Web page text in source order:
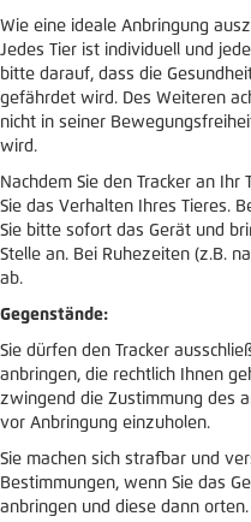
Wie eine ideale Anbringung
Jedes Tier ist individuell und
bitte darauf, dass die
gefährdet wird. Des Weiteren
nicht in seiner
wird.
Nachdem Sie den Tracker an
Sie das Verhalten Ihres Tieres.
Sie bitte sofort das Gerät und
Stelle an. Bei Ruhezeiten (z.B.
ab.
Gegenstände:
Sie dürfen den Tracker
anbringen, die rechtlich Ihnen
zwingend die Zustimmung des
vor Anbringung einzuholen.
Sie machen sich strafbar und
Bestimmungen, wenn Sie das
anbringen und diese dann